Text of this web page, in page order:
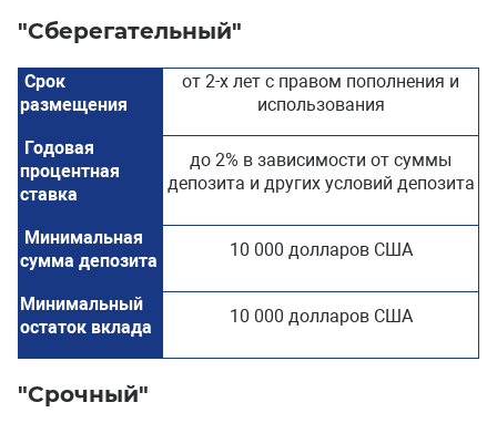
"Сберегательный"
Срок
размещения
от 2-х лет с правом пополнения и
использования
Годовая
процентная
ставка
до 2% в зависимости от суммы
депозита и других условий депозита
Минимальная
сумма депозита
10 000 долларов США
Минимальный
остаток вклада
10 000 долларов США
"Срочный"